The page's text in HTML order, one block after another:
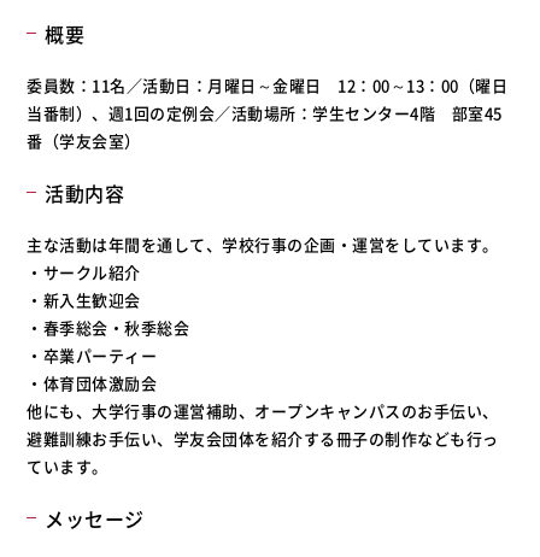
概要
委員数：11名／活動日：月曜日～金曜日 12：00～13：00（曜日
当番制）、週1回の定例会／活動場所：学生センター4階 部室45
番（学友会室）
活動内容
主な活動は年間を通して、学校行事の企画・運営をしています。
・サークル紹介
・新入生歓迎会
・春季総会・秋季総会
・卒業パーティー
・体育団体激励会
他にも、大学行事の運営補助、オープンキャンパスのお手伝い、
避難訓練お手伝い、学友会団体を紹介する冊子の制作なども行っ
ています。
メッセージ